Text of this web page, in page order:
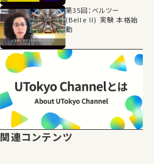
第35回：ベルツー
(Belle II) 実験 本格始
動
関連コンテンツ